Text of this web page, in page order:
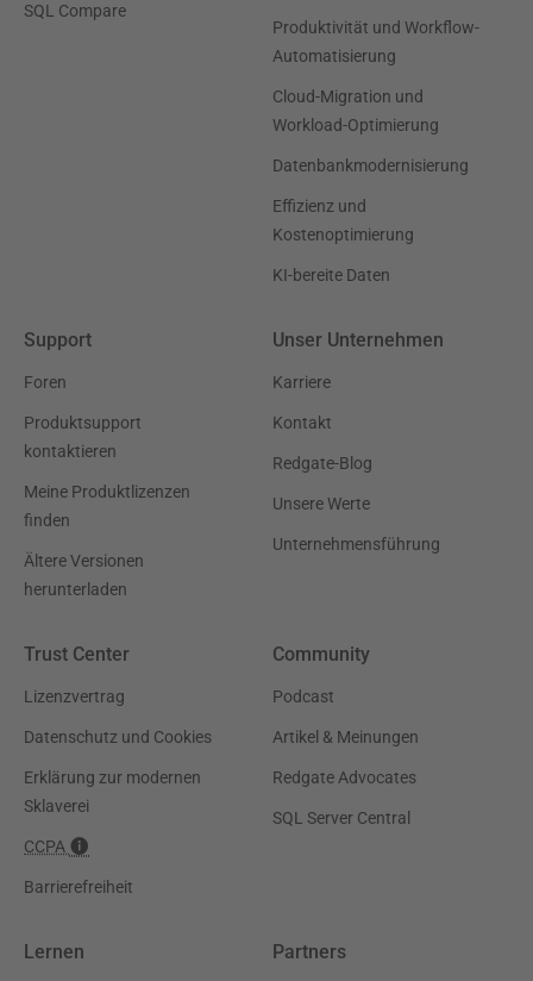
SQL Compare
Produktivität und Workflow-
Automatisierung
Cloud-Migration und
Workload-Optimierung
Datenbankmodernisierung
Effizienz und
Kostenoptimierung
KI-bereite Daten
Support
Foren
Produktsupport
kontaktieren
Meine Produktlizenzen
finden
Ältere Versionen
herunterladen
Unser Unternehmen
Karriere
Kontakt
Redgate-Blog
Unsere Werte
Unternehmensführung
Trust Center
Lizenzvertrag
Datenschutz und Cookies
Erklärung zur modernen
Sklaverei
CCPA
Barrierefreiheit
Community
Podcast
Artikel & Meinungen
Redgate Advocates
SQL Server Central
Lernen Partners